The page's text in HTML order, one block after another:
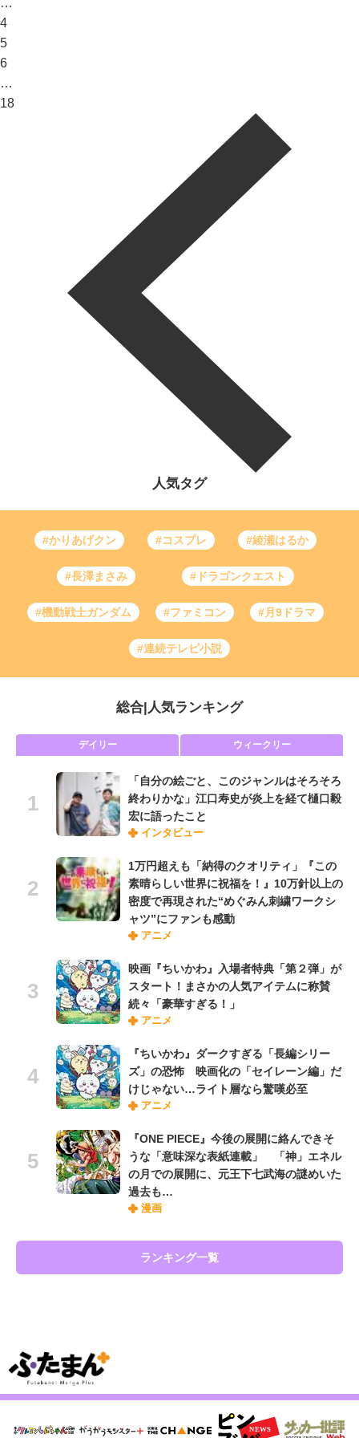
…
4
5
6
…
18
人気タグ
#かりあげクン #コスプレ #綾瀬はるか
#長澤まさみ #ドラゴンクエスト
#機動戦士ガンダム #ファミコン #月9ドラマ
#連続テレビ小説
総合 人気ランキング
デイリー ウィークリー
「自分の絵ごと、このジャンルはそろそろ
終わりかな」江口寿史が炎上を経て樋口毅
宏に語ったこと
インタビュー
1万円超えも「納得のクオリティ」『この
素晴らしい世界に祝福を！』10万針以上の
密度で再現された“めぐみん刺繍ワークシ
ャツ”にファンも感動
アニメ
映画『ちいかわ』入場者特典「第２弾」が
スタート！まさかの人気アイテムに称賛
続々「豪華すぎる！」
アニメ
『ちいかわ』ダークすぎる「長編シリー
ズ」の恐怖 映画化の「セイレーン編」だ
けじゃない…ライト層なら驚嘆必至
アニメ
『ONE PIECE』今後の展開に絡んできそ
うな「意味深な表紙連載」 「神」エネル
の月での展開に、元王下七武海の謎めいた
過去も…
漫画
ランキング一覧